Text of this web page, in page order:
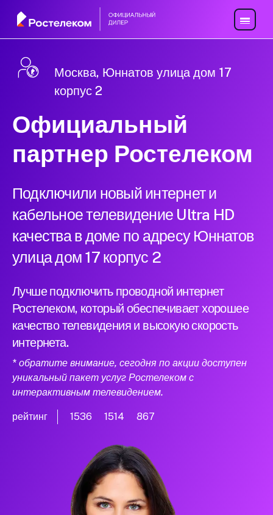
Москва, Юннатов улица дом 17
корпус 2
Официальный
партнер Ростелеком
Подключили новый интернет и
кабельное телевидение Ultra HD
качества в доме по адресу Юннатов
улица дом 17 корпус 2
Лучше подключить проводной интернет
Ростелеком, который обеспечивает хорошее
качество телевидения и высокую скорость
интернета.
* обратите внимание, сегодня по акции доступен
уникальный пакет услуг Ростелеком с
интерактивным телевидением.
рейтинг 1536 1514 867